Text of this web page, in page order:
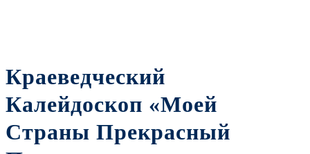
Краеведческий
Калейдоскоп «Моей
Страны Прекрасный